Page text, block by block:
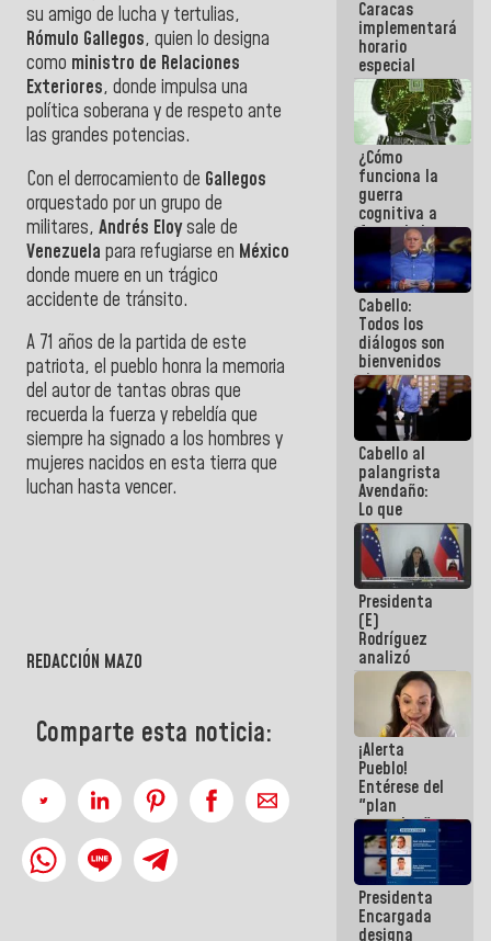
su amigo de lucha y tertulias,
Rómulo Gallegos, quien lo designa
como ministro de Relaciones
Exteriores, donde impulsa una
política soberana y de respeto ante
las grandes potencias.
Con el derrocamiento de Gallegos
orquestado por un grupo de
militares, Andrés Eloysale de
Venezuela para refugiarse en México
donde muere en un trágico
accidente de tránsito.
A 71 años de la partida de este
patriota, el pueblo honra la memoria
del autor de tantas obras que
recuerda la fuerza y rebeldía que
siempre ha signado a los hombres y
mujeres nacidos en esta tierra que
luchan hasta vencer.
REDACCIÓN MAZO
Comparte esta noticia:
Aeropuerto
Internacional
de
Maiquetía
Caracas
implementará
horario
especial
para
adaptarse
al plan de
ahorro
energético
¿Cómo
funciona la
guerra
cognitiva a
favor de la
narrativa
hegemónica?
(1)
Cabello:
Todos los
diálogos son
bienvenidos
siempre que
estén en el
marco de la
Constitución
de la
República
Cabello al
palangrista
Avendaño:
Lo que
vayas a
escribir
hazlo hoy
por que no
sabemos si
la semana
que viene
hay
programa
Presidenta
(E)
Rodríguez
analizó
junto a
gobernadores
planes de
recuperación
del Sistema
Eléctrico
Nacional
¡Alerta
Pueblo!
Entérese del
"plan
enjambre"
de La Sayo
para
sabotear el
diálogo y
promover el
Presidenta
Encargada
designa